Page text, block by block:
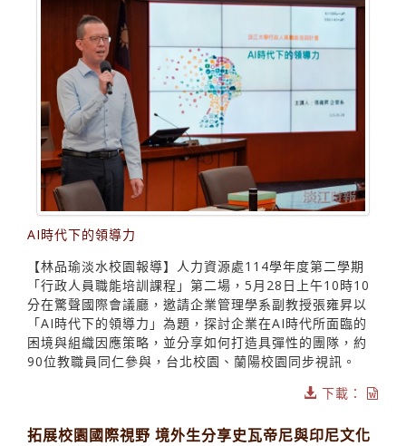
AI時代下的領導力
【林品瑜淡水校園報導】人力資源處114學年度第二學期
「行政人員職能培訓課程」第二場，5月28日上午10時10
分在驚聲國際會議廳，邀請企業管理學系副教授張雍昇以
「AI時代下的領導力」為題，探討企業在AI時代所面臨的
困境與組織因應策略，並分享如何打造具彈性的團隊，約
90位教職員同仁參與，台北校園、蘭陽校園同步視訊。
下載：
拓展校園國際視野 境外生分享史瓦帝尼與印尼文化